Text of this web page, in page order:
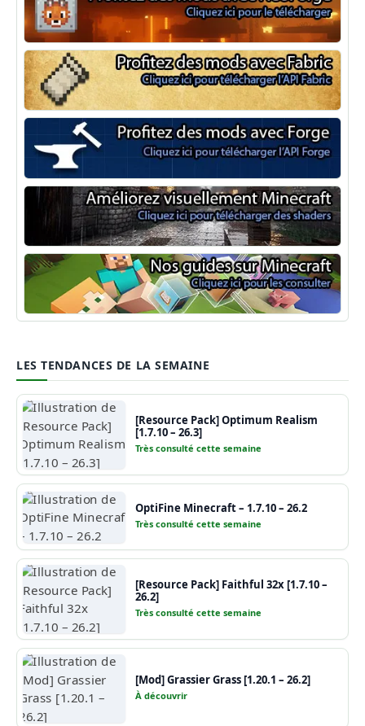
NeoForge
Minecraft Fabric
Minecraft Forge
Shaders Minecraft
Guide Minecraft
LES TENDANCES DE LA SEMAINE
[Resource Pack] Optimum Realism
[1.7.10 – 26.3]
Très consulté cette semaine
OptiFine Minecraft – 1.7.10 – 26.2
Très consulté cette semaine
[Resource Pack] Faithful 32x [1.7.10 –
26.2]
Très consulté cette semaine
[Mod] Grassier Grass [1.20.1 – 26.2]
À découvrir